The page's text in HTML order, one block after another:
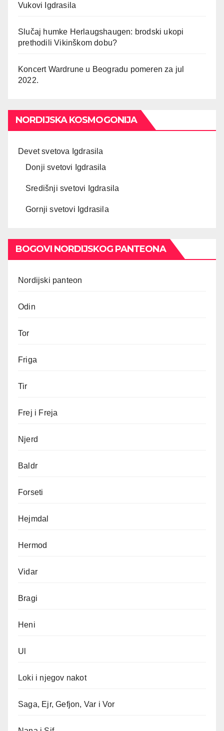
Vukovi Igdrasila
Slučaj humke Herlaugshaugen: brodski ukopi
prethodili Vikinškom dobu?
Koncert Wardrune u Beogradu pomeren za jul
2022.
NORDIJSKA KOSMOGONIJA
Devet svetova Igdrasila
Donji svetovi Igdrasila
Središnji svetovi Igdrasila
Gornji svetovi Igdrasila
BOGOVI NORDIJSKOG PANTEONA
Nordijski panteon
Odin
Tor
Friga
Tir
Frej i Freja
Njerd
Baldr
Forseti
Hejmdal
Hermod
Vidar
Bragi
Heni
Ul
Loki i njegov nakot
Saga, Ejr, Gefjon, Var i Vor